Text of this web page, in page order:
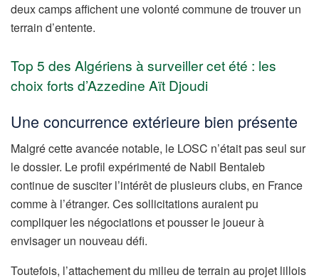
deux camps affichent une volonté commune de trouver un
terrain d’entente.
Top 5 des Algériens à surveiller cet été : les
choix forts d’Azzedine Aït Djoudi
Une concurrence extérieure bien présente
Malgré cette avancée notable, le LOSC n’était pas seul sur
le dossier. Le profil expérimenté de Nabil Bentaleb
continue de susciter l’intérêt de plusieurs clubs, en France
comme à l’étranger. Ces sollicitations auraient pu
compliquer les négociations et pousser le joueur à
envisager un nouveau défi.
Toutefois, l’attachement du milieu de terrain au projet lillois